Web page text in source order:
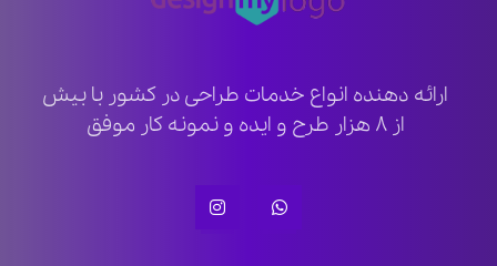
ارائه دهنده انواع خدمات طراحی در کشور با بیش
از ۸ هزار طرح و ایده و نمونه کار موفق